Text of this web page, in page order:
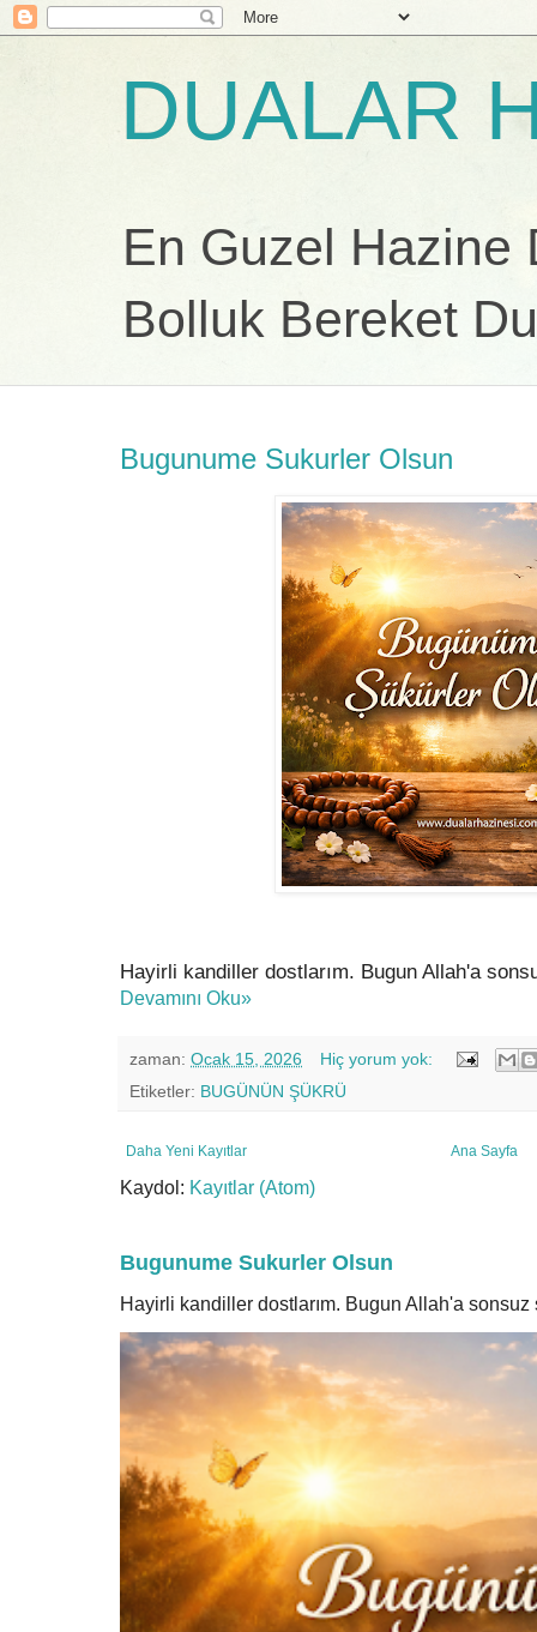
DUALAR
En Guzel Hazine
Bolluk Bereket
Bugunume Sukurler Olsun
Hayirli kandiller dostlarım. Bugun Allah'a
Devamını Oku»
zaman: Ocak 15, 2026
Hiç yorum yok:
Etiketler: BUGÜNÜN ŞÜKRÜ
Daha Yeni Kayıtlar Ana Sayfa
Kaydol: Kayıtlar (Atom)
Bugunume Sukurler Olsun
Hayirli kandiller dostlarım. Bugun Allah'a